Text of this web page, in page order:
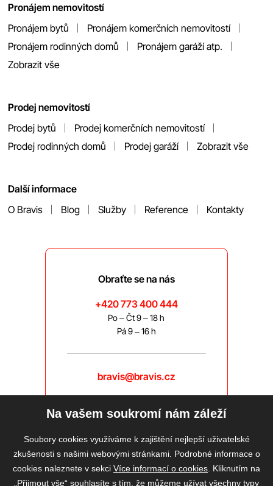
Pronájem nemovitostí
Pronájem bytů
Pronájem komerčních nemovitostí
Pronájem rodinných domů
Pronájem garáží atp.
Zobrazit vše
Prodej nemovitostí
Prodej bytů
Prodej komerčních nemovitostí
Prodej rodinných domů
Prodej garáží Zobrazit vše
Další informace
O Bravis
Blog Služby Reference Kontakty
Obraťte se na nás
+420 773 400 444
Po – Čt 9 – 18 h
Pá 9 – 16 h
bravis@bravis.cz
Na vašem soukromí nám záleží
Soubory cookies využíváme k zajištění nejlepší uživatelské
zkušenosti s našimi webovými stránkami. Podrobné informace o
cookies naleznete v sekci Více informací o cookies . Kliknutím na
„Přijmout vše“ souhlasíte s tím, že můžeme užívat všechny typy